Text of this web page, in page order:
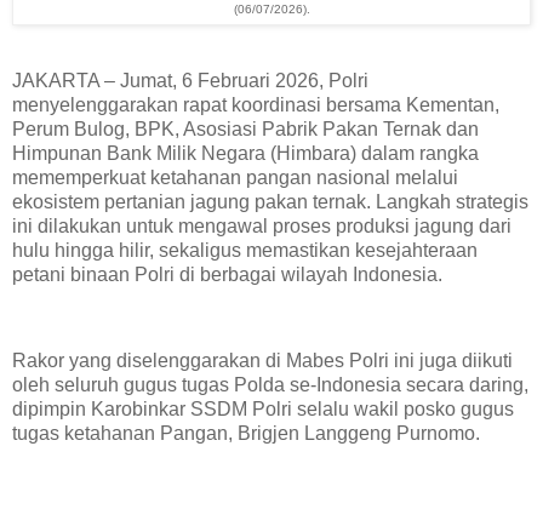
(06/07/2026).
JAKARTA – Jumat, 6 Februari 2026, Polri
menyelenggarakan rapat koordinasi bersama Kementan,
Perum Bulog, BPK, Asosiasi Pabrik Pakan Ternak dan
Himpunan Bank Milik Negara (Himbara) dalam rangka
mememperkuat ketahanan pangan nasional melalui
ekosistem pertanian jagung pakan ternak. Langkah strategis
ini dilakukan untuk mengawal proses produksi jagung dari
hulu hingga hilir, sekaligus memastikan kesejahteraan
petani binaan Polri di berbagai wilayah Indonesia.
Rakor yang diselenggarakan di Mabes Polri ini juga diikuti
oleh seluruh gugus tugas Polda se-Indonesia secara daring,
dipimpin Karobinkar SSDM Polri selalu wakil posko gugus
tugas ketahanan Pangan, Brigjen Langgeng Purnomo.